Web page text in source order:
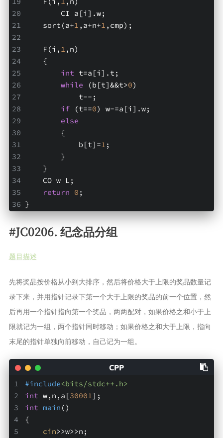
        CI a[i].w;
    sort(a+
1 ,a+n+1 ,cmp);
    F(i,
1 ,n)
    {
int t=a[i].t;
while (b[t]&&t>0)
            t--;
if (t==0) w-=a[i].w;
else
        {
            b[t]=
1 ;
        }
    }
    CO w L;
return 0 ;
}
#JC0206. 纪念品分组
题目描述
先将奖品按价格从小到大排序，然后将价格大于上限的奖品数量记
录下来，并用指针记录下第一个大于上限的奖品的前一个位置，然
后再用一个指针指向第一个奖品，两两配对，如果价格之和小于上
限就记为一组，两个指针同时移动；如果价格之和大于上限，指向
末尾的指针单独向前移动，自己记为一组。
#include<bits/stdc++.h>
int w,n,a[30001];
int main ()
{
cin>>w>>n;